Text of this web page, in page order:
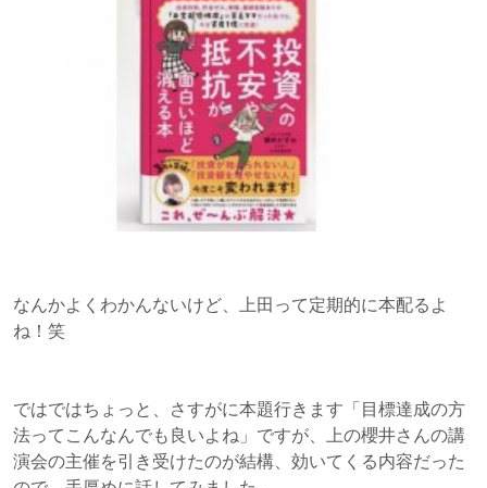
なんかよくわかんないけど、上田って定期的に本配るよ
ね！笑
ではではちょっと、さすがに本題行きます「目標達成の方
法ってこんなんでも良いよね」ですが、上の櫻井さんの講
演会の主催を引き受けたのが結構、効いてくる内容だった